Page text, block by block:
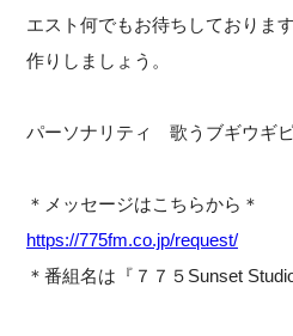
エスト何でもお待ちしておりま
作りしましょう。
パーソナリティ 歌うブギウギ
＊メッセージはこちらから＊
https://775fm.co.jp/request/
＊番組名は『７７５Sunset Studio